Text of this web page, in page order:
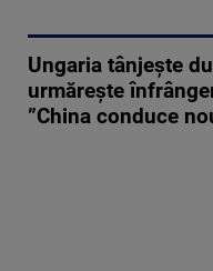
Ungaria tânjește
urmărește
”China conduce